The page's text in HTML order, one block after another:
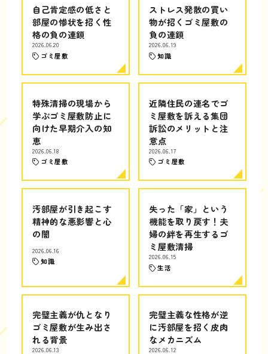
自己肯定感の低さと
部屋の惨状を招く性
格の負の連鎖
2026.06.20
ゴミ屋敷
ストレス発散の買い
物が招くゴミ屋敷の
負の連鎖
2026.06.19
知識
特殊清掃の現場から
学ぶゴミ屋敷防止に
向けた早期介入の知
恵
2026.06.18
ゴミ屋敷
近隣住民の連名でゴ
ミ屋敷を訴える集団
訴訟のメリットと注
意点
2026.06.17
ゴミ屋敷
汚部屋が引き起こす
精神的な悪影響と心
の闇
2026.06.16
知識
失った「家」という
機能を取り戻す！夫
婦の絆を再生するゴ
ミ屋敷清掃
2026.06.15
生活
完璧主義が仇となり
ゴミ屋敷が生み出さ
れる背景
2026.06.13
完璧主義な性格が逆
に汚部屋を招く皮肉
なメカニズム
2026.06.12